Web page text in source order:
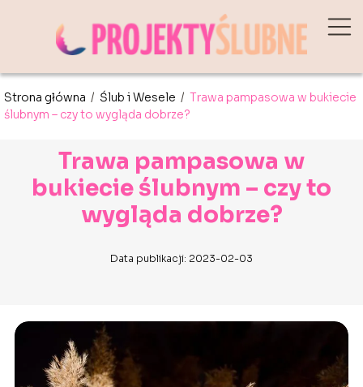
Strona główna / Ślub i Wesele / Trawa pampasowa w bukiecie
ślubnym – czy to wygląda dobrze?
Trawa pampasowa w
bukiecie ślubnym – czy to
wygląda dobrze?
Data publikacji: 2023-02-03